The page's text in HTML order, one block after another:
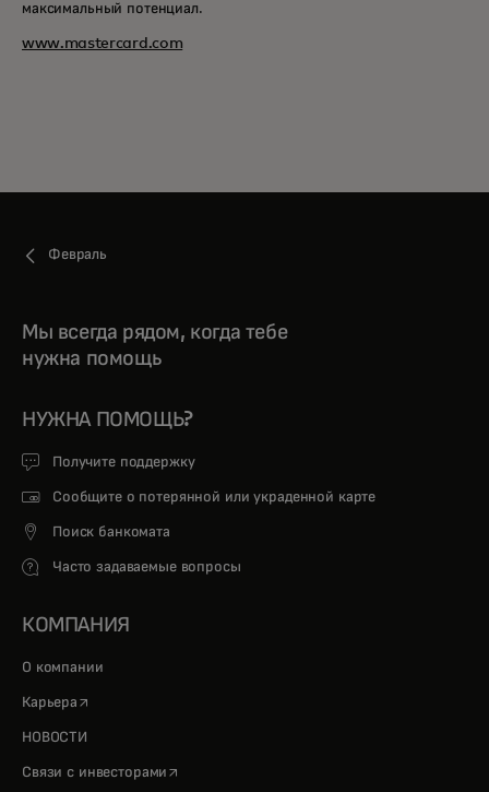
максимальный потенциал.
www.mastercard.com
Февраль
Мы всегда рядом, когда тебе
нужна помощь
НУЖНА ПОМОЩЬ?
Получите поддержку
Сообщите о потерянной или украденной карте
Поиск банкомата
Часто задаваемые вопросы
КОМПАНИЯ
О компании
Карьера opens in a new tab
НОВОСТИ
Связи с инвесторами opens in a new tab